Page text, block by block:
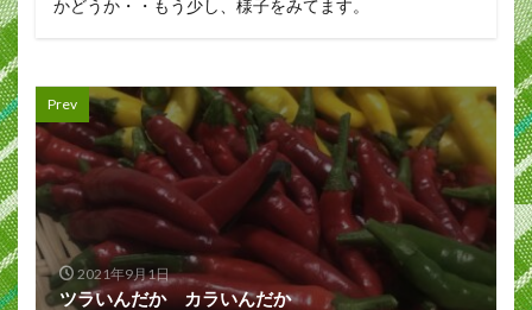
かどうか・・もう少し、様子をみてます。
Prev
2021年9月1日
ツラいんだか カラいんだか